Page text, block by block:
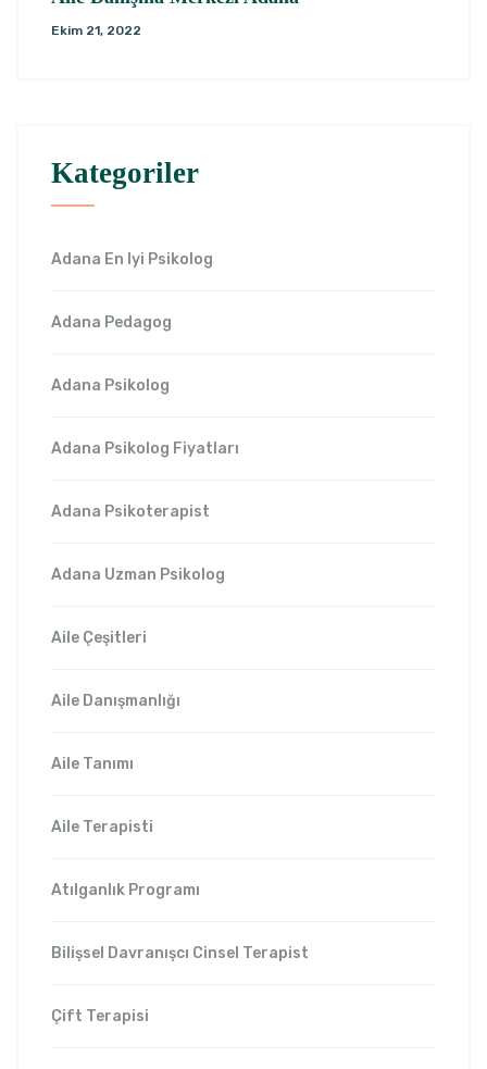
Ekim 21, 2022
Kategoriler
Adana En Iyi Psikolog
Adana Pedagog
Adana Psikolog
Adana Psikolog Fiyatları
Adana Psikoterapist
Adana Uzman Psikolog
Aile Çeşitleri
Aile Danışmanlığı
Aile Tanımı
Aile Terapisti
Atılganlık Programı
Bilişsel Davranışcı Cinsel Terapist
Çift Terapisi